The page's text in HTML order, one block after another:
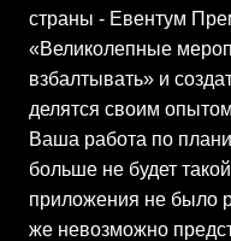
страны - Евентум
«Великолепные
взбалтывать» и
делятся своим
Ваша работа по
больше не будет
приложения не было
же невозможно